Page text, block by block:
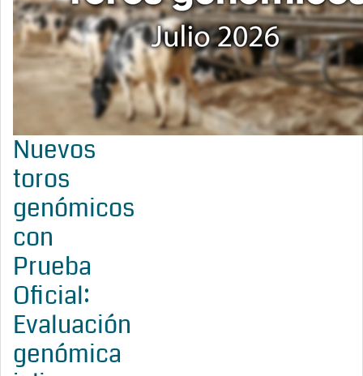
Nuevos
toros
genómicos
con
Prueba
Oficial:
Evaluación
genómica